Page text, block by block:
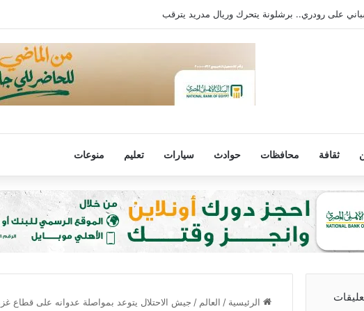
على رودري.. برشلونة يتحرك وريال مدريد يترقب
ثقافة محافظات حوادث سيارات تعليم منوعات
الرئيسية / العالم / جيش الاحتلال يتوعد بمواصلة عدوانه على قطاع